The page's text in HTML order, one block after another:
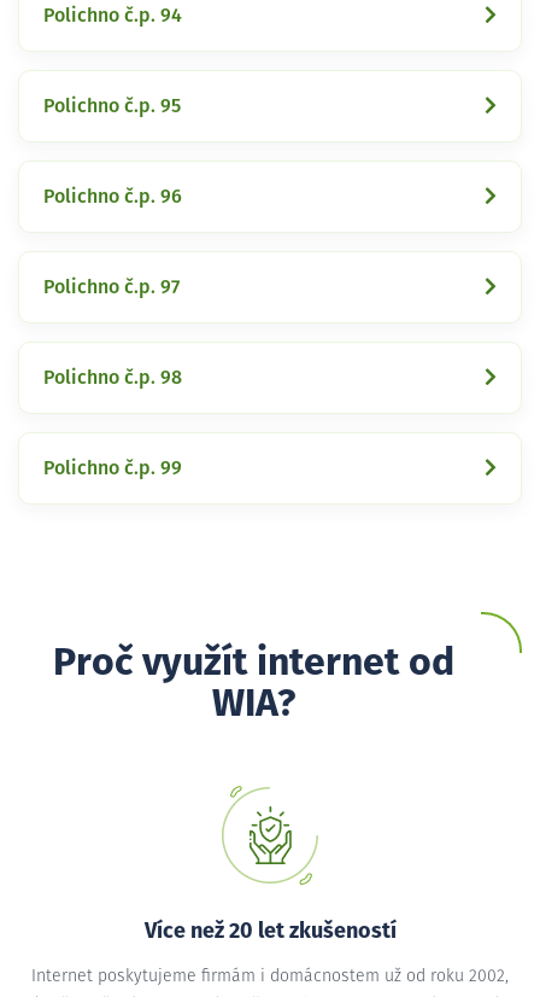
Polichno č.p. 94
Polichno č.p. 95
Polichno č.p. 96
Polichno č.p. 97
Polichno č.p. 98
Polichno č.p. 99
Proč využít internet od
WIA?
Více než 20 let zkušeností
Internet poskytujeme firmám i domácnostem už od roku 2002,